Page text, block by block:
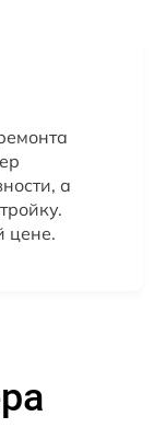
а
цене.